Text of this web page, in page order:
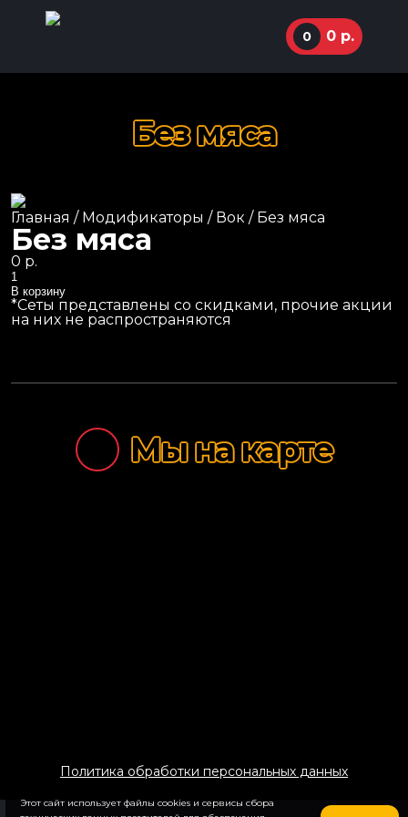
ул. Маркуса, 77
11:00 - 01:00
Instagram
0 0 р.
Сеты
Маки роллы
Жареные роллы
Салаты
Супы
Без мяса
Главная / Модификаторы / Вок / Без мяса
Без мяса
0 р.
Количество
В корзину
*Сеты представлены со скидками, прочие акции
на них не распространяются
Мы на карте
Политика обработки персональных данных
Этот сайт использует файлы cookies и сервисы сбора